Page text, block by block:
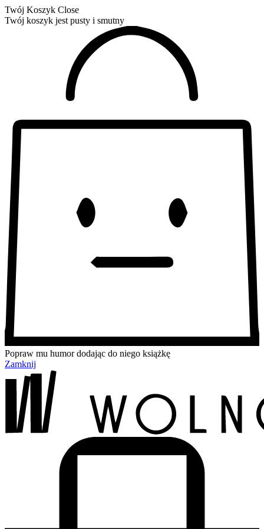
Twój Koszyk Close
Twój koszyk jest pusty i smutny
Popraw mu humor dodając do niego książkę
Zamknij
Przejdź
treści
Przejdź
menu
Przejdź
wyszukiwarki
Przejdź
koszyka